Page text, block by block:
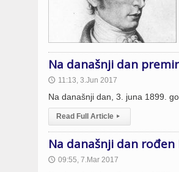
Na današnji dan
🕔 11:13, 3.Jun 2017
Na današnji dan, 3. juna 1899.
Read Full Article ▸
Na današnji dan rođen
🕔 09:55, 7.Mar 2017